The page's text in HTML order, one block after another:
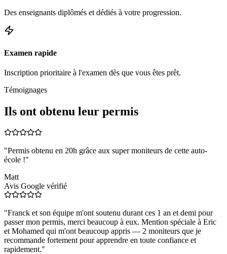
Des enseignants diplômés et dédiés à votre progression.
Examen rapide
Inscription prioritaire à l'examen dès que vous êtes prêt.
Témoignages
Ils ont obtenu leur permis
"Permis obtenu en 20h grâce aux super moniteurs de cette auto-
école !"
Matt
Avis Google vérifié
"Franck et son équipe m'ont soutenu durant ces 1 an et demi pour
passer mon permis, merci beaucoup à eux. Mention spéciale à Eric
et Mohamed qui m'ont beaucoup appris — 2 moniteurs que je
recommande fortement pour apprendre en toute confiance et
rapidement."